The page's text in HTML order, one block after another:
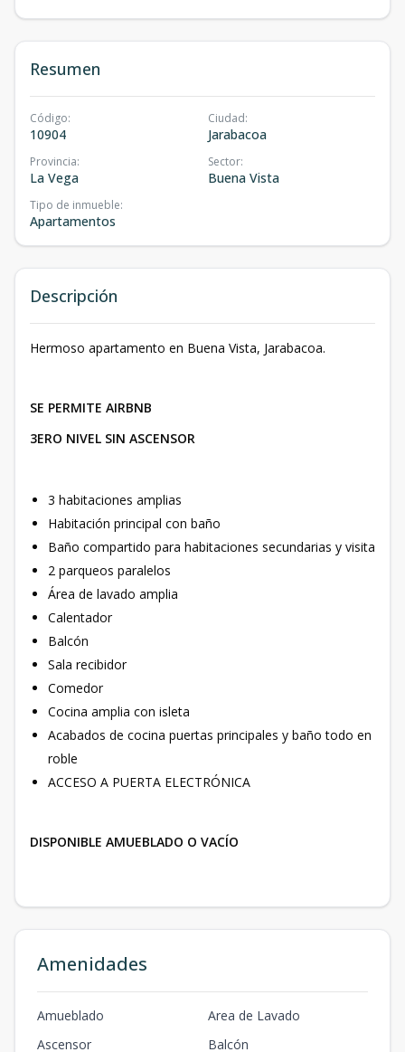
Resumen
Código:
10904
Ciudad:
Jarabacoa
Provincia:
La Vega
Sector:
Buena Vista
Tipo de inmueble:
Apartamentos
Descripción
Hermoso apartamento en Buena Vista, Jarabacoa.
SE PERMITE AIRBNB
3ERO NIVEL SIN ASCENSOR
3 habitaciones amplias
Habitación principal con baño
Baño compartido para habitaciones secundarias y visita
2 parqueos paralelos
Área de lavado amplia
Calentador
Balcón
Sala recibidor
Comedor
Cocina amplia con isleta
Acabados de cocina puertas principales y baño todo en
roble
ACCESO A PUERTA ELECTRÓNICA
DISPONIBLE AMUEBLADO O VACÍO
Amenidades
Amueblado
Area de Lavado
Ascensor
Balcón